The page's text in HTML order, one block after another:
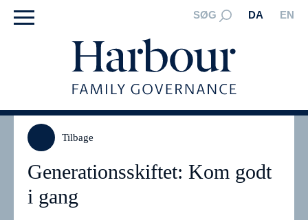
SØG DA EN
Tilbage
Generationsskiftet: Kom godt
i gang